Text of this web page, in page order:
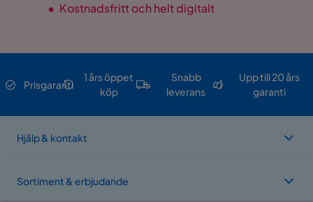
• Kostnadsfritt och helt digitalt
Prisgaranti
1 års öppet
köp
Snabb
leverans
Upp till 20 års
garanti
Hjälp & kontakt
Sortiment & erbjudande